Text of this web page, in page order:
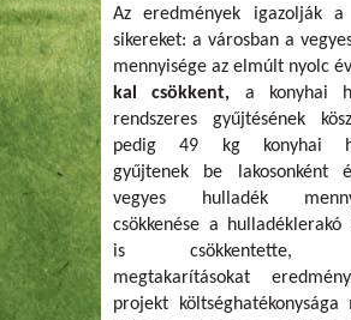
Az eredmények igazolják a
sikereket: a városban a
mennyisége az elmúlt nyolc
kal csökkent, a konyhai
rendszeres gyűjtésének
pedig 49 kg konyhai
gyűjtenek be lakosonként
vegyes hulladék
csökkenése a hulladéklerakó
is csökkentette,
megtakarításokat
projekt